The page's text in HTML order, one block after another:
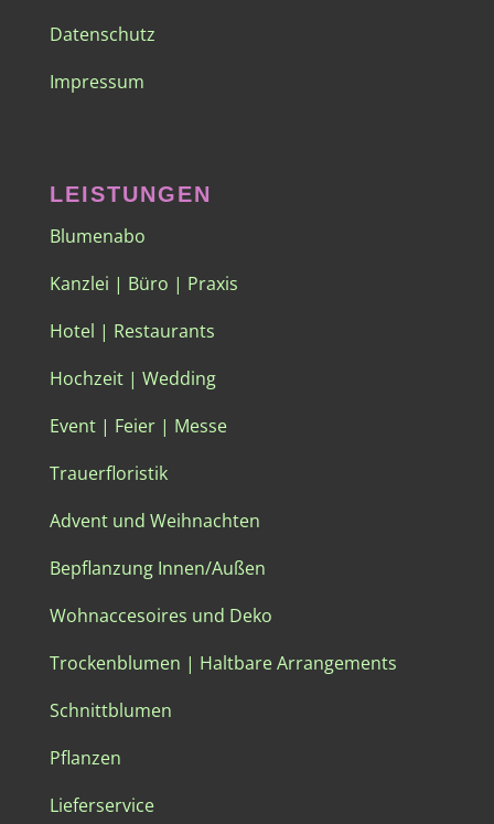
Datenschutz
Impressum
LEISTUNGEN
Blumenabo
Kanzlei | Büro | Praxis
Hotel | Restaurants
Hochzeit | Wedding
Event | Feier | Messe
Trauerfloristik
Advent und Weihnachten
Bepflanzung Innen/Außen
Wohnaccesoires und Deko
Trockenblumen | Haltbare Arrangements
Schnittblumen
Pflanzen
Lieferservice